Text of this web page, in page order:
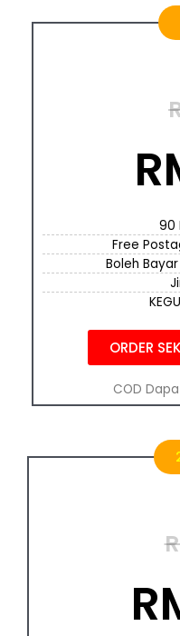
90
Free
Boleh
ORDER
COD